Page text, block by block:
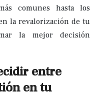
comunes hasta los
la revalorización de tu
la mejor decisión
entre
en tu